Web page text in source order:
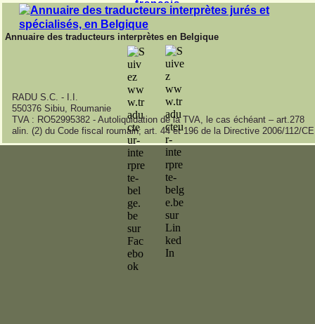
Annuaire des traducteurs interprètes en Belgique
RADU S.C. - I.I.
550376 Sibiu, Roumanie
TVA : RO52995382 - Autoliquidation de la TVA, le cas échéant – art.278
alin. (2) du Code fiscal roumain; art. 44 et 196 de la Directive 2006/112/CE